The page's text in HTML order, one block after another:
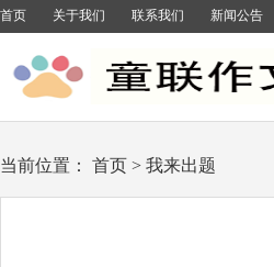
首页 关于我们 联系我们 新闻公告
当前位置： 首页 > 我来出题